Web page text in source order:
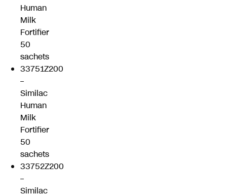
Human
Milk
Fortifier
50
sachets
33751Z200
–
Similac
Human
Milk
Fortifier
50
sachets
33752Z200
–
Similac